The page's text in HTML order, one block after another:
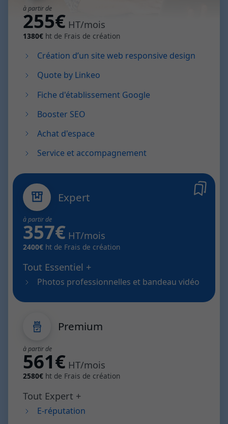
à partir de
255€ HT/mois
1380€ ht de Frais de création
Création d’un site web responsive design
Quote by Linkeo
Fiche d'établissement Google
Booster SEO
Achat d'espace
Service et accompagnement
Expert
à partir de
357€ HT/mois
2400€ ht de Frais de création
Tout Essentiel +
Photos professionnelles et bandeau vidéo
Premium
à partir de
561€ HT/mois
2580€ ht de Frais de création
Tout Expert +
E-réputation